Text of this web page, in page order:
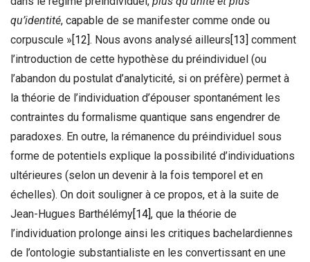
qu’identité, capable de se manifester comme onde ou
corpuscule »[12]. Nous avons analysé ailleurs[13] comment
l’introduction de cette hypothèse du préindividuel (ou
l’abandon du postulat d’analyticité, si on préfère) permet à
la théorie de l’individuation d’épouser spontanément les
contraintes du formalisme quantique sans engendrer de
paradoxes. En outre, la rémanence du préindividuel sous
forme de potentiels explique la possibilité d’individuations
ultérieures (selon un devenir à la fois temporel et en
échelles). On doit souligner à ce propos, et à la suite de
Jean-Hugues Barthélémy[14], que la théorie de
l’individuation prolonge ainsi les critiques bachelardiennes
de l’ontologie substantialiste en les convertissant en une